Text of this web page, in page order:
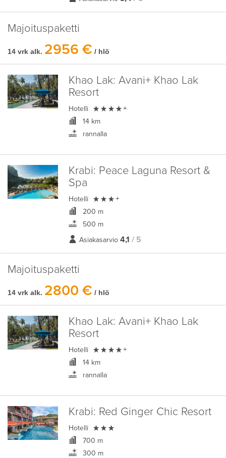
Majoituspaketti
14 vrk alk. 2956 € / hlö
Khao Lak: Avani+ Khao Lak
Resort
Hotelli  +
14 km
rannalla
Krabi: Peace Laguna Resort &
Spa
Hotelli  +
200 m
500 m
Asiakasarvio 4,1 / 5
Majoituspaketti
14 vrk alk. 2800 € / hlö
Khao Lak: Avani+ Khao Lak
Resort
Hotelli  +
14 km
rannalla
Krabi: Red Ginger Chic Resort
Hotelli 
700 m
300 m